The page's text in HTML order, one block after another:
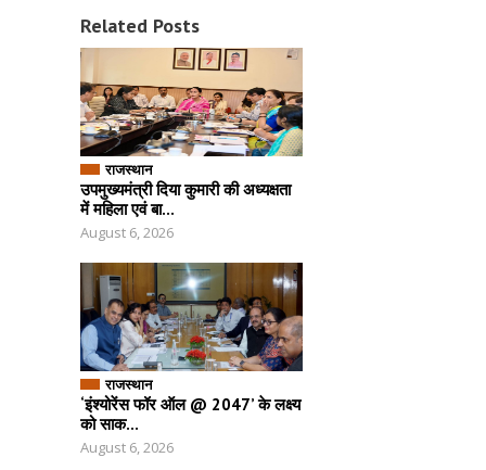
Related Posts
राजस्थान
उपमुख्यमंत्री दिया कुमारी की अध्यक्षता
में महिला एवं बा...
August 6, 2026
राजस्थान
‘इंश्योरेंस फॉर ऑल @ 2047’ के लक्ष्य
को साक...
August 6, 2026